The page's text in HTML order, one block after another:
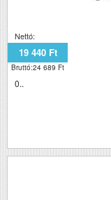
Nettó:
19 440 Ft
Bruttó:24 689 Ft
0..